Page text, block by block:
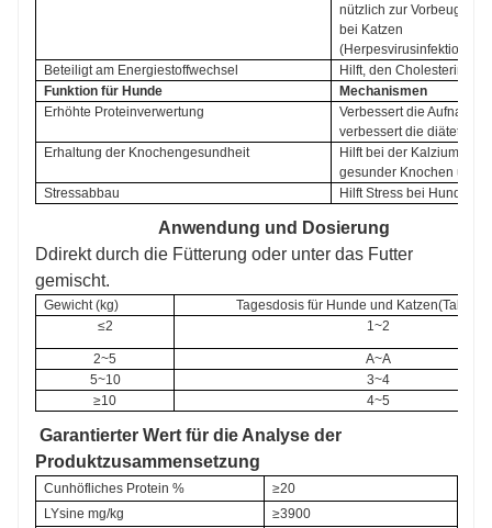
nützlich zur
bei Katzen
(Herpesvirusinfektion).
Beteiligt am Energiestoffwechsel
Hilft, den
Funktion für Hunde
Mechanismen
Erhöhte Proteinverwertung
Verbessert die
verbessert die
Erhaltung der Knochengesundheit
Hilft bei der
gesunder Knochen
Stressabbau
Hilft Stress bei Hunden
Anwendung und Dosierung
Ddirekt durch die Fütterung oder unter das Futter
gemischt.
Gewicht (kg) Tagesdosis für Hunde und Katzen(Tablette
≤2
1~2
2~5
A~A
5~10
3~4
≥10
4~5
Garantierter Wert für die Analyse der
Produktzusammensetzung
Cunhöfliches Protein % ≥20
L Ysine mg/kg ≥3900